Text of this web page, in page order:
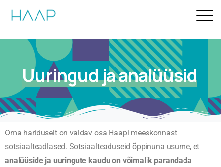
Uuringud ja analüüsid
Oma hariduselt on valdav osa Haapi meeskonnast
sotsiaalteadlased. Sotsiaalteaduseid õppinuna usume, et
analüüside ja uuringute kaudu on võimalik parandada